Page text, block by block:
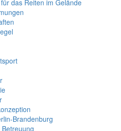
das Reiten im Gelände
Brandenburg